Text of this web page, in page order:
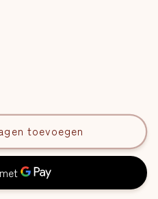
toevoegen